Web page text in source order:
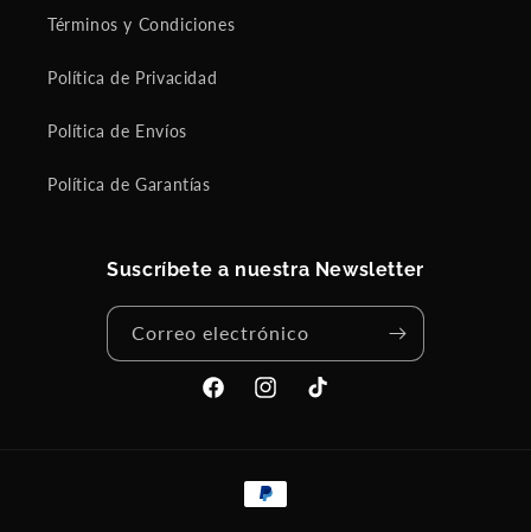
Términos y Condiciones
Política de Privacidad
Política de Envíos
Política de Garantías
Suscríbete a nuestra Newsletter
Correo electrónico
FacebookInstagramTikTok
Formas